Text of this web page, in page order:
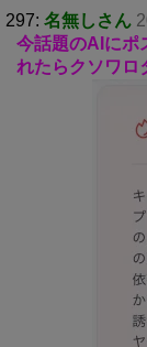
297: 名無しさん
今話題のAIにポ
れたらクソワロ